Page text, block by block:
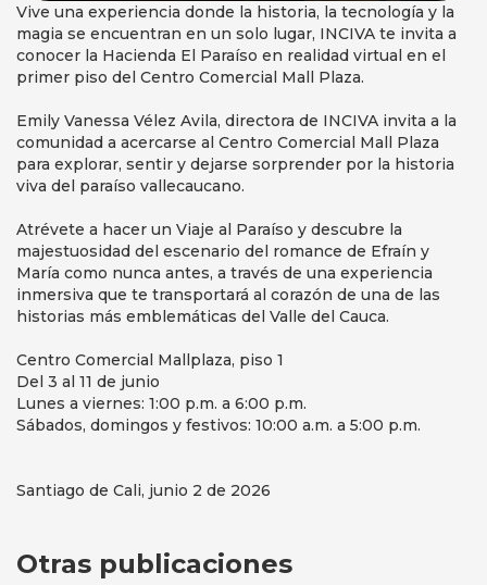
Vive una experiencia donde la historia, la tecnología y la
magia se encuentran en un solo lugar, INCIVA te invita a
conocer la Hacienda El Paraíso en realidad virtual en el
primer piso del Centro Comercial Mall Plaza.
Emily Vanessa Vélez Avila, directora de INCIVA invita a la
comunidad a acercarse al Centro Comercial Mall Plaza
para explorar, sentir y dejarse sorprender por la historia
viva del paraíso vallecaucano.
Atrévete a hacer un Viaje al Paraíso y descubre la
majestuosidad del escenario del romance de Efraín y
María como nunca antes, a través de una experiencia
inmersiva que te transportará al corazón de una de las
historias más emblemáticas del Valle del Cauca.
Centro Comercial Mallplaza, piso 1
Del 3 al 11 de junio
Lunes a viernes: 1:00 p.m. a 6:00 p.m.
Sábados, domingos y festivos: 10:00 a.m. a 5:00 p.m.
Santiago de Cali, junio 2 de 2026
Otras publicaciones